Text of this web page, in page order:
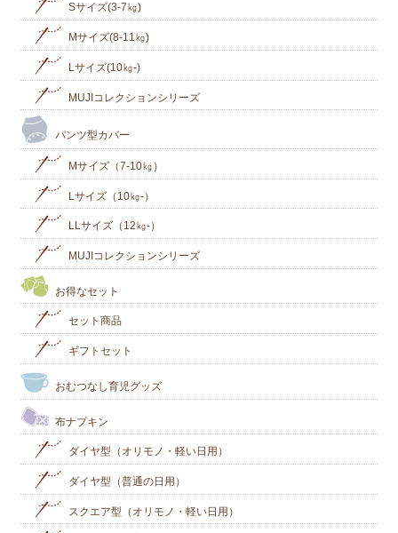
Sサイズ(3-7㎏)
Mサイズ(8-11㎏)
Lサイズ(10㎏‐)
MUJIコレクションシリーズ
パンツ型カバー
Mサイズ（7-10㎏）
Lサイズ（10㎏-）
LLサイズ（12㎏-）
MUJIコレクションシリーズ
お得なセット
セット商品
ギフトセット
おむつなし育児グッズ
布ナプキン
ダイヤ型（オリモノ・軽い日用）
ダイヤ型（普通の日用）
スクエア型（オリモノ・軽い日用）